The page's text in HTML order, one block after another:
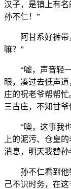
汉子，是镇上有名
孙不仁！”
阿甘系好裤带
嘛？”
“嘘，声音轻一
眼，凑过去低声
庄的祝老爷帮帮
三古庄，不知甘
“噢，这事我也
上的泥污、仓皇
消息，明天我替
孙不仁看到他狡
己不识时务，在